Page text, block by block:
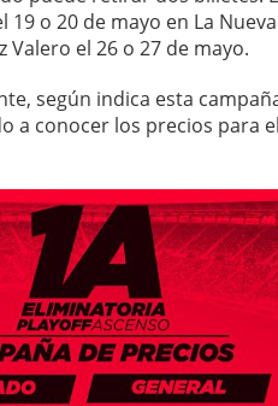
o 20 de mayo en La
el 26 o 27 de mayo.
según indica esta
a conocer los precios para